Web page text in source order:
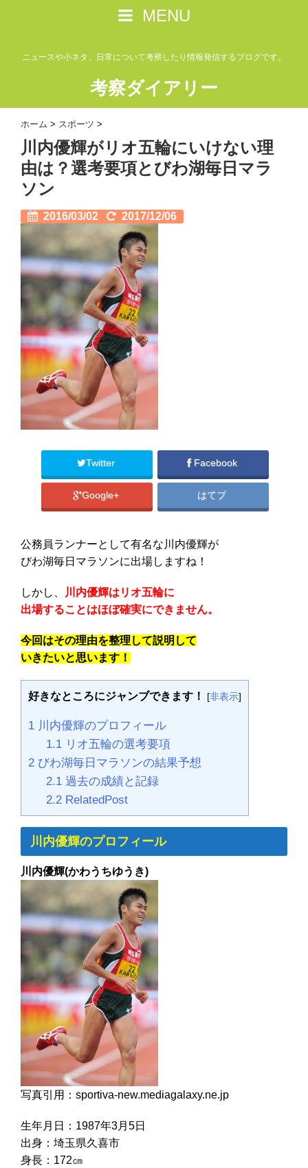
MENU
ニュースや小ネタ、日常について考察したり情報発信するブログです。
考察ダイアリー
ホーム > スポーツ >
川内優輝がリオ五輪にいけない理
由は？選考要項とびわ湖毎日マラ
ソン
2016/03/02 2017/12/06
Twitter Facebook
Google+ はてブ
公務員ランナーとして有名な川内優輝が
びわ湖毎日マラソンに出場しますね！
しかし、
川内優輝はリオ五輪に
出場することはほぼ確実にできません。
今回はその理由を整理して説明して
いきたいと思います！
好きなところにジャンブできます！ [非表示]
1 川内優輝のプロフィール
1.1リオ五輪の選考要項
2 びわ湖毎日マラソンの結果予想
2.1過去の成績と記録
2.2RelatedPost
川内優輝のプロフィール
川内優輝(かわうちゆうき)
写真引用：sportiva-new.mediagalaxy.ne.jp
生年月日：1987年3月5日
出身：埼玉県久喜市
身長：172㎝